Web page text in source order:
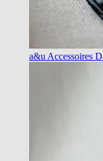
a&u Accessoires